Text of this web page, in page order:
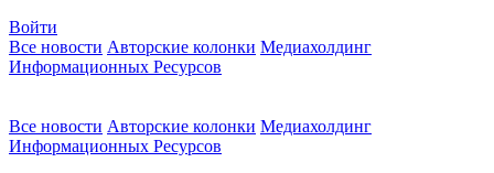
Войти
Все новости Авторские колонки Медиахолдинг
Информационных Ресурсов
Все новости Авторские колонки Медиахолдинг
Информационных Ресурсов